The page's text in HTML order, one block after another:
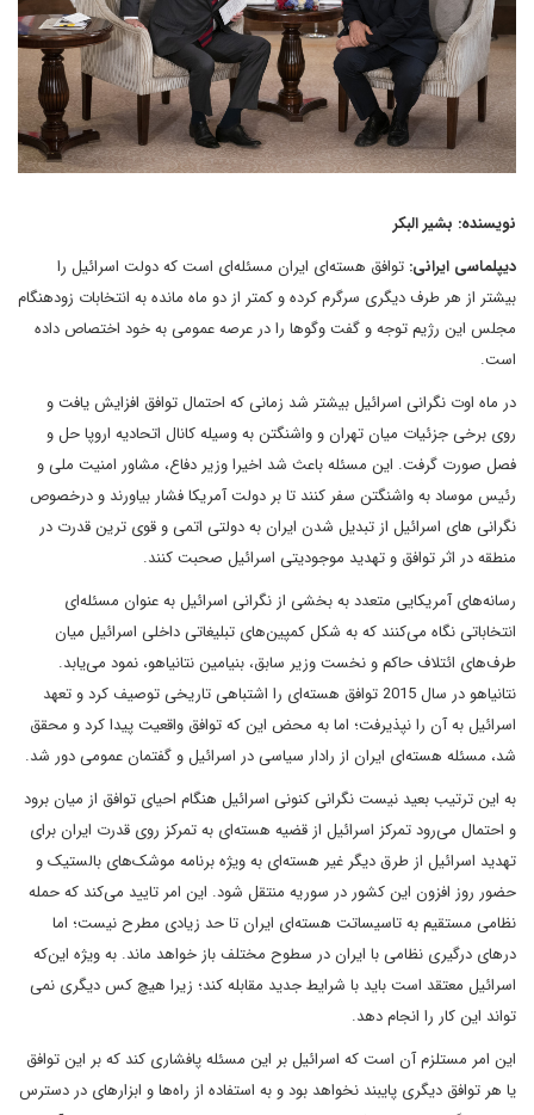
نویسنده: بشیر البکر
دیپلماسی ایرانی: توافق هسته‌ای ایران مسئله‌ای است که دولت اسرائیل را
بیشتر از هر طرف دیگری سرگرم کرده و کمتر از دو ماه مانده به انتخابات زودهنگام
مجلس این رژیم توجه و گفت وگوها را در عرصه عمومی به خود اختصاص داده
است.
در ماه اوت نگرانی اسرائیل بیشتر شد زمانی که احتمال توافق افزایش یافت و
روی برخی جزئیات میان تهران و واشنگتن به وسیله کانال اتحادیه اروپا حل و
فصل صورت گرفت. این مسئله باعث شد اخیرا وزیر دفاع، مشاور امنیت ملی و
رئیس موساد به واشنگتن سفر کنند تا بر دولت آمریکا فشار بیاورند و درخصوص
نگرانی های اسرائیل از تبدیل شدن ایران به دولتی اتمی و قوی ترین قدرت در
منطقه در اثر توافق و تهدید موجودیتی اسرائیل صحبت کنند.
رسانه‌های آمریکایی متعدد به بخشی از نگرانی اسرائیل به عنوان مسئله‌ای
انتخاباتی نگاه می‌کنند که به شکل کمپین‌های تبلیغاتی داخلی اسرائیل میان
طرف‌های ائتلاف حاکم و نخست وزیر سابق، بنیامین نتانیاهو، نمود می‌یابد.
نتانیاهو در سال 2015 توافق هسته‌ای را اشتباهی تاریخی توصیف کرد و تعهد
اسرائیل به آن را نپذیرفت؛ اما به محض این که توافق واقعیت پیدا کرد و محقق
شد، مسئله هسته‌ای ایران از رادار سیاسی در اسرائیل و گفتمان عمومی دور شد.
به این ترتیب بعید نیست نگرانی کنونی اسرائیل هنگام احیای توافق از میان برود
و احتمال می‌رود تمرکز اسرائیل از قضیه هسته‌ای به تمرکز روی قدرت ایران برای
تهدید اسرائیل از طرق دیگر غیر هسته‌ای به ویژه برنامه موشک‌های بالستیک و
حضور روز افزون این کشور در سوریه منتقل شود. این امر تایید می‌کند که حمله
نظامی مستقیم به تاسیساتت هسته‌ای ایران تا حد زیادی مطرح نیست؛ اما
درهای درگیری نظامی با ایران در سطوح مختلف باز خواهد ماند. به ویژه این‌که
اسرائیل معتقد است باید با شرایط جدید مقابله کند؛ زیرا هیچ کس دیگری نمی
تواند این کار را انجام دهد.
این امر مستلزم آن است که اسرائیل بر این مسئله پافشاری کند که بر این توافق
یا هر توافق دیگری پایبند نخواهد بود و به استفاده از راه‌ها و ابزارهای در دسترس